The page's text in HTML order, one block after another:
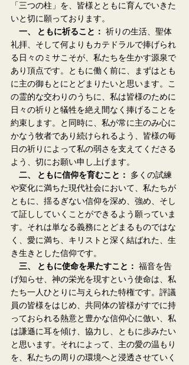
「三つの柱」を、皆様とともに育んでいきた
いと切に願っております。
一、 ともに祈ること： 祈りの生活、聖体
礼拝、そして何よりもカテドラルで捧げられ
る日々のミサこそが、私たちを生かす源泉で
あり頂点です。ともに働く前に、まずはとも
に主の御もとにとどまりたいと思います。こ
の霊的な交わりのうちに、私は皆様のために
日々の祈りと犠牲を絶え間なく捧げることを
約束します。と同時に、私が常に主のみ心に
かなう牧者であり続けられるよう、皆様の毎
日の祈りによって私の弱さを支えてくださる
よう、切にお願い申し上げます。
二、 ともに信仰を育むこと：
多くの試練
や変化に満ちた現代社会において、私たちが
ともに、揺るぎない信仰を深め、強め、そし
て証ししていくことができるよう願っていま
す。それは単なる義務にとどまるものではな
く、愛に満ち、キリストと深く結ばれた、生
き生きとした信仰です。
三、 ともに使命を果たすこと： 福音を告
げ知らせ、神の栄光を現すという使命は、私
たち一人ひとりに与えられた特権です。評議
員の皆様をはじめ、共同体の皆様がすでに持
っておられる熱意と豊かな信仰心に倣い、私
は謙遜に耳を傾け、協力し、ともに歩みたい
と思います。それによって、主の愛の温もり
を、私たちの周りの環境へと浸透させていく